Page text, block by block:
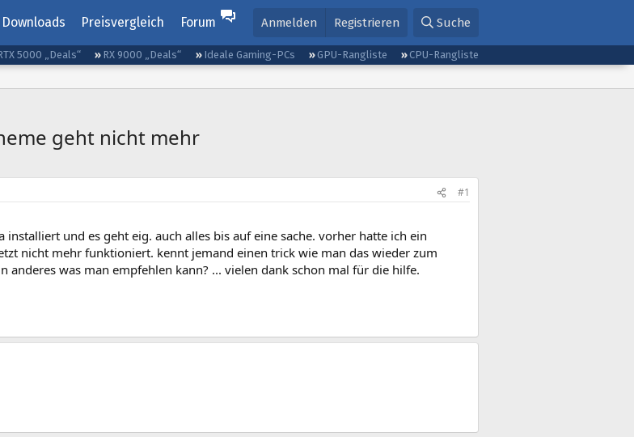
Downloads Preisvergleich Forum Anmelden Registrieren Suche
5000 „Deals“ RX 9000 „Deals“ Ideale Gaming-PCs GPU-Rangliste
CPU-Rangliste
geht nicht mehr
#1
installiert und es geht eig. auch alles bis auf eine sache. vorher hatte ich ein
nicht mehr funktioniert. kennt jemand einen trick wie man das wieder zum
anderes was man empfehlen kann? ... vielen dank schon mal für die hilfe.